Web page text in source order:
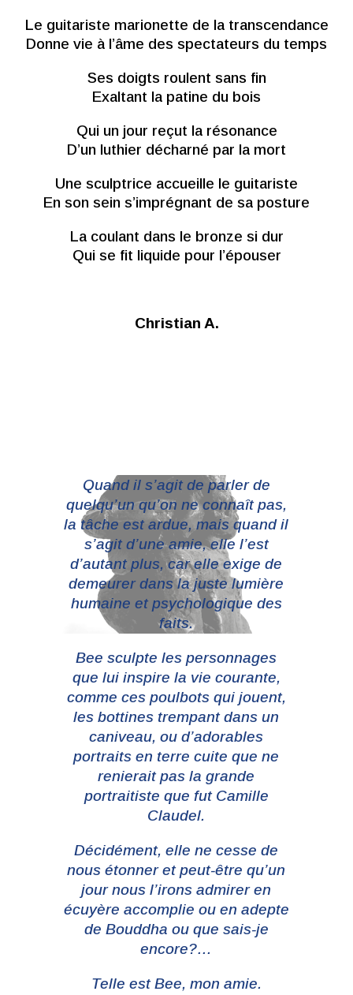
Le guitariste marionette de la transcendance
Donne vie à l’âme des spectateurs du temps
Ses doigts roulent sans fin
Exaltant la patine du bois
Qui un jour reçut la résonance
D’un luthier décharné par la mort
Une sculptrice accueille le guitariste
En son sein s’imprégnant de sa posture
La coulant dans le bronze si dur
Qui se fit liquide pour l’épouser
Christian A.
Quand il s’agit de parler de
quelqu’un qu’on ne connaît pas,
la tâche est ardue, mais quand il
s’agit d’une amie, elle l’est
d’autant plus, car elle exige de
demeurer dans la juste lumière
humaine et psychologique des
faits.
Bee sculpte les personnages
que lui inspire la vie courante,
comme ces poulbots qui jouent,
les bottines trempant dans un
caniveau, ou d’adorables
portraits en terre cuite que ne
renierait pas la grande
portraitiste que fut Camille
Claudel.
Décidément, elle ne cesse de
nous étonner et peut-être qu’un
jour nous l’irons admirer en
écuyère accomplie ou en adepte
de Bouddha ou que sais-je
encore?…
Telle est Bee, mon amie.